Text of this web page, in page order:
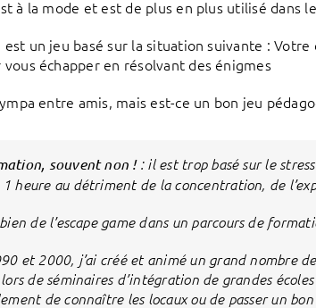
à la mode et est de plus en plus utilisé dans
est un jeu basé sur la situation suivante :
échapper en résolvant des énigmes
entre amis, mais est-ce un bon jeu
souvent non !: il est trop basé sur le
heure au détriment de la concentration, de
de l’escape game dans un parcours de
et 2000, j’ai créé et animé un grand nombre
de séminaires d’intégration de grandes
de connaître les locaux ou de passer un